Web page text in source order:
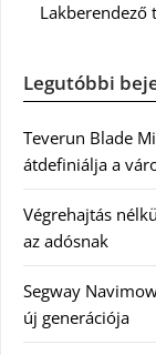
Lakberendező
Legutóbbi
Teverun Blade
átdefiniálja a
Végrehajtás
az adósnak
Segway
új generációja